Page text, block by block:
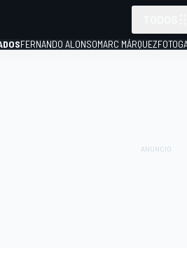
FERNANDO ALONSOMARC MÁRQUEZ